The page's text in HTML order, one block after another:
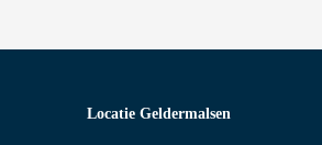
Locatie Geldermalsen